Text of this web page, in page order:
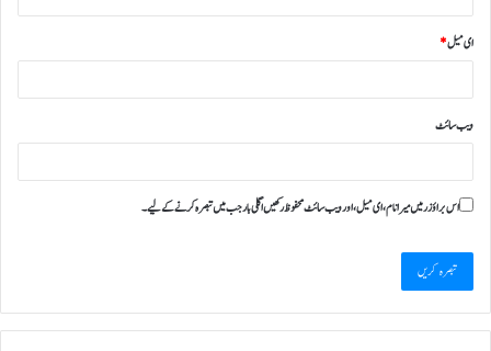
ای میل*
ویب‌ سائٹ
اس براؤزر میں میرا نام، ای میل، اور ویب سائٹ محفوظ رکھیں اگلی بار جب میں تبصرہ کرنے کےلیے۔